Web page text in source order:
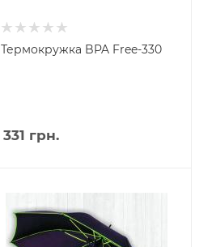
Термокружка BPA Free-330
331 грн.